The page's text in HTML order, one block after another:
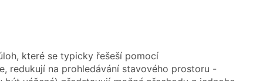
které se typicky řešeší pomocí
redukují na prohledávání stavového prostoru -